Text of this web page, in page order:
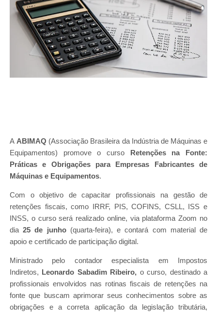
AABIMAQ (Associação Brasileira da Indústria de Máquinas e
Equipamentos) promove o curso
Retenções na Fonte:
Práticas e Obrigações para Empresas Fabricantes de
Máquinas e Equipamentos.
Com o objetivo de capacitar profissionais na gestão de
retenções fiscais, como IRRF, PIS, COFINS, CSLL, ISS e
INSS, o curso será realizado online, via plataforma Zoom no
dia25 de junho(quarta-feira), e contará com material de
apoio e certificado de participação digital.
Ministrado pelo contador especialista em Impostos
Indiretos,
Leonardo Sabadim Ribeiro, o curso, destinado a
profissionais envolvidos nas rotinas fiscais de retenções na
fonte que buscam aprimorar seus conhecimentos sobre as
obrigações e a correta aplicação da legislação tributária,